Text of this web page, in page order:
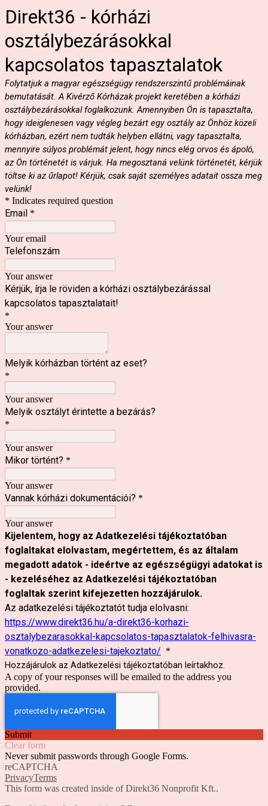
Direkt36 - kórházi
osztálybezárásokkal
kapcsolatos tapasztalatok
Folytatjuk a magyar egészségügy rendszerszintű problémáinak
bemutatását. A Kivérző Kórházak projekt keretében a kórházi
osztálybezárásokkal foglalkozunk. Amennyiben Ön is tapasztalta,
hogy ideiglenesen vagy végleg bezárt egy osztály az Önhöz közeli
kórházban, ezért nem tudták helyben ellátni, vagy tapasztalta,
mennyire súlyos problémát jelent, hogy nincs elég orvos és ápoló,
az Ön történetét is várjuk. Ha megosztaná velünk történetét, kérjük
töltse ki az űrlapot! Kérjük, csak saját személyes adatait ossza meg
velünk!
* Indicates required question
Email *
Your email
Telefonszám
Your answer
Kérjük, írja le röviden a kórházi osztálybezárással
kapcsolatos tapasztalatait!
*
Your answer
Melyik kórházban történt az eset?
*
Your answer
Melyik osztályt érintette a bezárás?
*
Your answer
Mikor történt? *
Your answer
Vannak kórházi dokumentációi? *
Your answer
Kijelentem, hogy az Adatkezelési tájékoztatóban
foglaltakat elolvastam, megértettem, és az általam
megadott adatok - ideértve az egészségügyi adatokat is
- kezeléséhez az Adatkezelési tájékoztatóban
foglaltak szerint kifejezetten hozzájárulok.
Az adatkezelési tájékoztatót tudja elolvasni:
https://www.direkt36.hu/a-direkt36-korhazi-
osztalybezarasokkal-kapcsolatos-tapasztalatok-felhivasra-
vonatkozo-adatkezelesi-tajekoztato/ *
Hozzájárulok az Adatkezelési tájékoztatóban leírtakhoz.
A copy of your responses will be emailed to the address you
provided.
Submit
Clear form
Never submit passwords through Google Forms.
reCAPTCHA
PrivacyTerms
This form was created inside of Direkt36 Nonprofit Kft..